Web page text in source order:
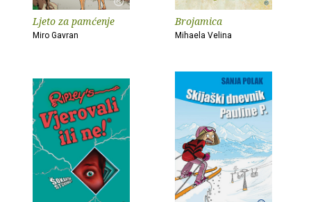
Ljeto za pamćenje
Miro Gavran
Brojamica
Mihaela Velina